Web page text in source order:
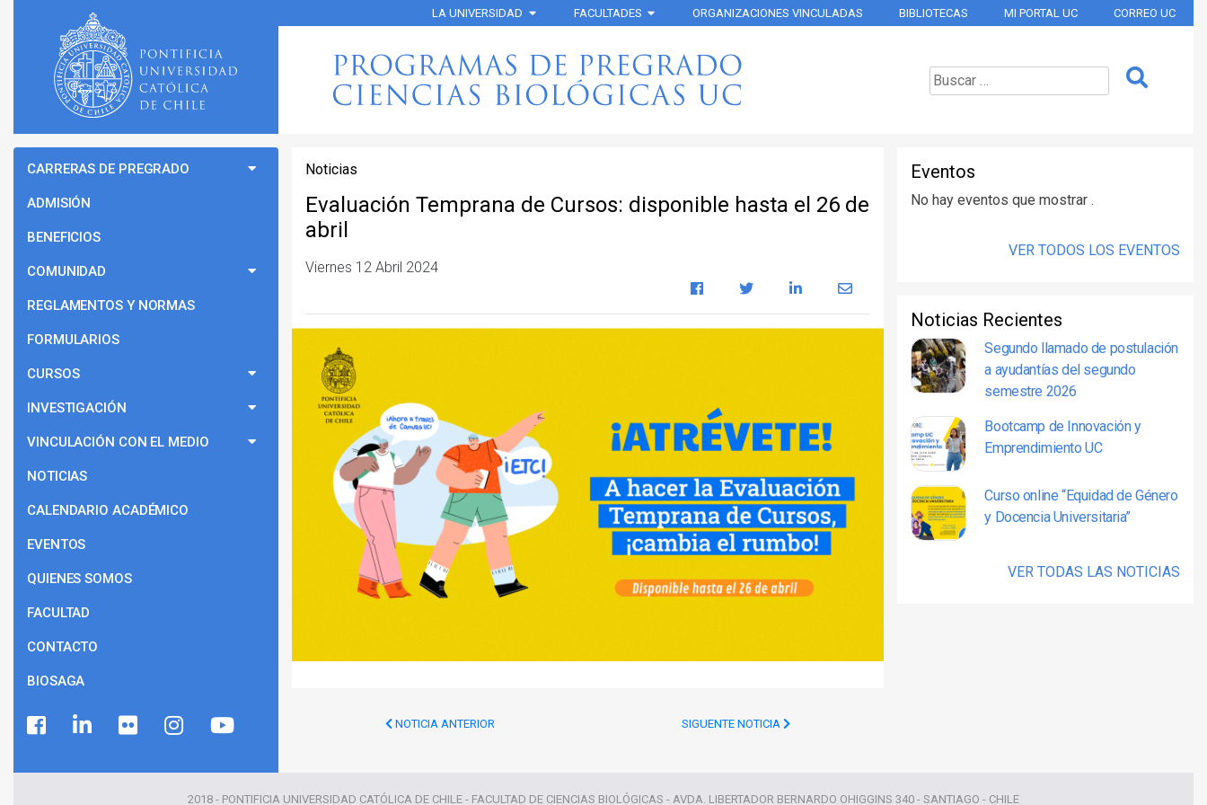
LA UNIVERSIDAD FACULTADES ORGANIZACIONES VINCULADAS BIBLIOTECAS MI PORTAL UC CORREO UC
Noticias
Evaluación Temprana de Cursos: disponible hasta el 26 de
abril
Viernes 12 Abril 2024
NOTICIA ANTERIOR SIGUENTE NOTICIA
CARRERAS DE PREGRADO
ADMISIÓN
BENEFICIOS
COMUNIDAD
REGLAMENTOS Y NORMAS
FORMULARIOS
CURSOS
INVESTIGACIÓN
VINCULACIÓN CON EL MEDIO
NOTICIAS
CALENDARIO ACADÉMICO
EVENTOS
QUIENES SOMOS
FACULTAD
CONTACTO
BIOSAGA
Eventos
No hay eventos que mostrar .
VER TODOS LOS EVENTOS
Noticias Recientes
Segundo llamado de postulación
a ayudantías del segundo
semestre 2026
Bootcamp de Innovación y
Emprendimiento UC
Curso online “Equidad de Género
y Docencia Universitaria”
VER TODAS LAS NOTICIAS
2018 - PONTIFICIA UNIVERSIDAD CATÓLICA DE CHILE - FACULTAD DE CIENCIAS BIOLÓGICAS - AVDA. LIBERTADOR BERNARDO OHIGGINS 340 - SANTIAGO - CHILE